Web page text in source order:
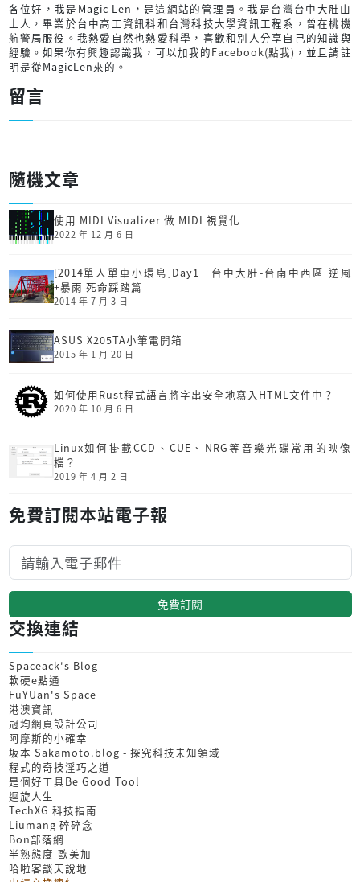
各位好，我是Magic Len，是這網站的管理員。我是台灣台中大肚山
上人，畢業於台中高工資訊科和台灣科技大學資訊工程系，曾在桃機
航警局服役。我熱愛自然也熱愛科學，喜歡和別人分享自己的知識與
經驗。如果你有興趣認識我，可以加我的Facebook(點我) ，並且請註
明是從MagicLen來的。
留言
隨機文章
使用 MIDI Visualizer 做 MIDI 視覺化
2022 年 12 月 6 日
[2014單人單車小環島]Day1－台中大肚-台南中西區 逆風
+暴雨 死命踩踏篇
2014 年 7 月 3 日
ASUS X205TA小筆電開箱
2015 年 1 月 20 日
如何使用Rust程式語言將字串安全地寫入HTML文件中？
2020 年 10 月 6 日
Linux如何掛載CCD、CUE、NRG等音樂光碟常用的映像
檔？
2019 年 4 月 2 日
免費訂閱本站電子報
免費訂閱
交換連結
Spaceack's Blog
軟硬e點通
FuYUan's Space
港澳資訊
冠均網頁設計公司
阿摩斯的小確幸
坂本 Sakamoto.blog - 探究科技未知領域
程式的奇技淫巧之道
是個好工具Be Good Tool
迴旋人生
TechXG 科技指南
Liumang 碎碎念
Bon部落網
半熟態度-歐美加
哈啦客談天說地